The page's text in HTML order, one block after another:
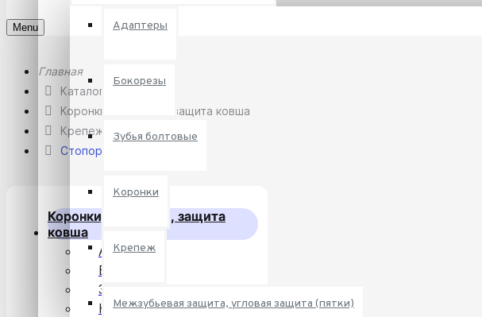
Адаптеры
Бокорезы
Зубья болтовые
Коронки
Крепеж
Межзубьевая защита, угловая защита (пятки)
Menu
Каталог
Коронки, адаптеры, защита ковша
Крепеж
Стопор U60L
Коронки, адаптеры, защита
ковша
Адаптеры
Бокорезы
Зубья болтовые
Коронки